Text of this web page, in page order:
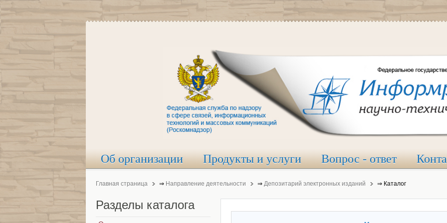
Об организации Продукты и услуги Вопрос - ответ
Главная страница ⇒ Направление деятельности ⇒ Депозитарий электронных изданий ⇒ Каталог
Разделы каталога